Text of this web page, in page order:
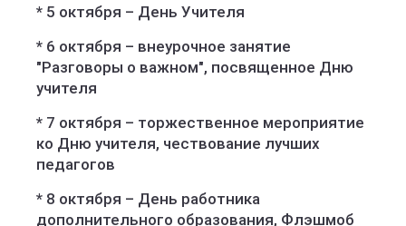
* 5 октября – День Учителя
* 6 октября – внеурочное занятие
"Разговоры о важном", посвященное Дню
учителя
* 7 октября – торжественное мероприятие
ко Дню учителя, чествование лучших
педагогов
* 8 октября – День работника
дополнительного образования, Флэшмоб